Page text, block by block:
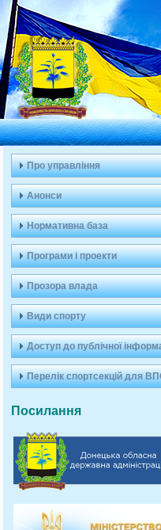
Про управління
Анонси
Нормативна база
Програми і проекти
Прозора влада
Види спорту
Доступ до публічної
Перелік спортсекцій для
Посилання